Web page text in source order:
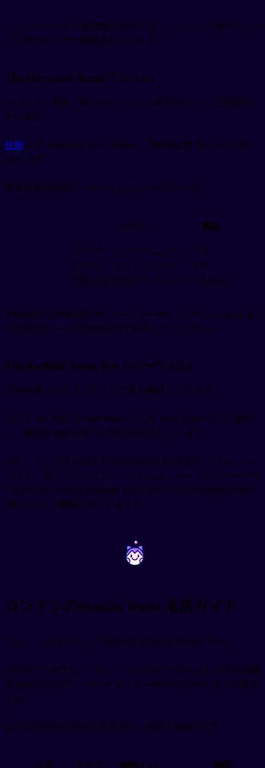
ミシュランガイド英国版2026年では、ロンドンに2軒のミシュ
ラン星付きパブが掲載されています✨
The Harwood Arms(フルハム)
ロンドンで長年「唯一のミシュラン星付きパブ」と呼ばれて
きた名店。
住所は 27 Walham Grove, Fulham、予約電話番号は 020 7386
1847 です。
料金体系は明快で、セットメニューが中心です。
コース 価格
2コース・セットメニュー
£64
3コース・セットメニュー
£79
大晦日(NYE)セットメニュー 1人£120
予約時間の24時間以内のノーショーやキャンセルには1人あた
り£50のチャージがかかるので注意してください⚠️
The Kerfield Arms(キャンバーウェル)
2026年版ミシュランガイドで星を獲得した注目店。
シェフ Jay Styler が Salt Marsh ラムや Rhug Estate のシカ肉な
ど、英国産食材を使った料理を提供しています。
また、ミシュランガイドが2026年3月4日更新の「ロンドンの
ベスト・ダイニングパブ」リストには、ダートマスパークの
The Bull & Last(168 Highgate Road, NW5 1QS)が伝統的英国料
理(££)として掲載されています💪
~ ~
ロンドンのSunday Roast 名店ガイド
ロンドンに行くなら、日曜の昼は迷わず Sunday Roast。
2026年データでは、ロンドンのサンデーローストの平均価格
は高めの£20台で、マンチェスター(平均£28.50)に次ぐ水準で
す👀
以下は2026年に押さえておきたい名店と価格帯です。
店名 エリア 価格(1人) 特徴